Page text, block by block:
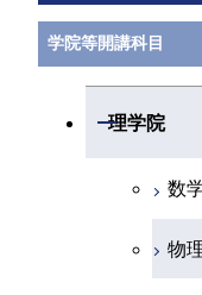
学院等開講科目
理学院
開閉
数
物